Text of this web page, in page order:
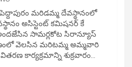
మరిడమ్మ దేవస్థానంలో
అసిస్టెంట్ కమిషనర్ కే
అందజేసిన సామర్లకోట సిరాన్యూస్
వెలసిన మరిటమ్మ అమ్మవారి
కార్యక్రమాన్ని శుక్రవారం…